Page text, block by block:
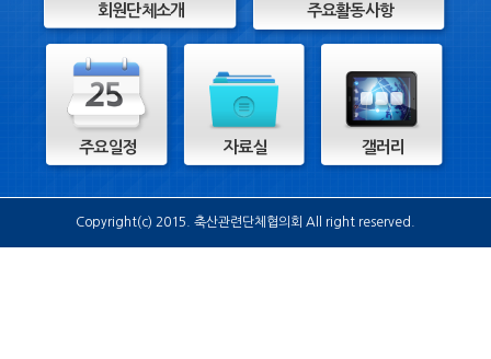
회원단체소개 주요활동사항
주요일정 자료실 갤러리
Copyright(c) 2015. 축산관련단체협의회 All right reserved.